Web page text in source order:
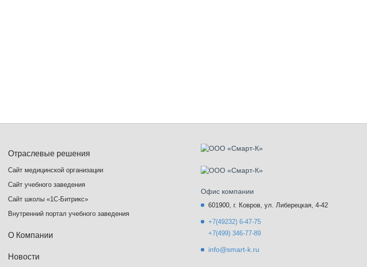
Отраслевые решения
Сайт медицинской организации
Сайт учебного заведения
Сайт школы «1С-Битрикс»
Внутренний портал учебного заведения
О Компании
Новости
Офис компании
601900, г. Ковров, ул. Либерецкая, 4-42
+7(49232) 6-47-75
+7(499) 346-77-89
info@smart-k.ru